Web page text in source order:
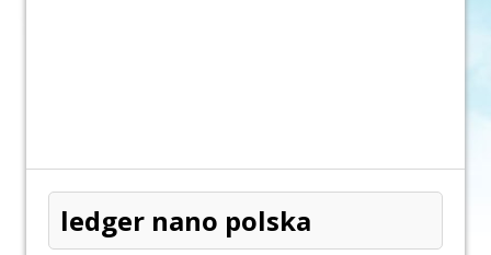
ledger nano polska